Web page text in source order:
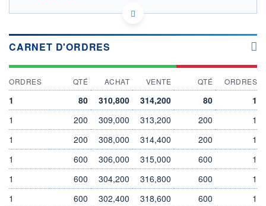
US88262P1021 9WY
Cotation sur les autres places
311,000 347,200
+ BAS
310,600
CAPITAL ÉCHANGÉ
0,00%
VALORISATION
21 423 MEUR
DERNIER ÉCHANGE
06.08.26 / 17:35:56
LIMITE À LA LIMITE À LA
HAUSSE
0,000
CARNET D'ORDRES
ORDRES QTÉ ACHAT VENTE QTÉ ORDRES
1 80 310,800 314,200 80
1
1
200 309,000 313,200 200
1
1
200 308,000 314,400 200
1
1
600 306,000 315,000 600
1
1
600 304,200 316,800 600
1
1
600 302,400 318,600 600
1